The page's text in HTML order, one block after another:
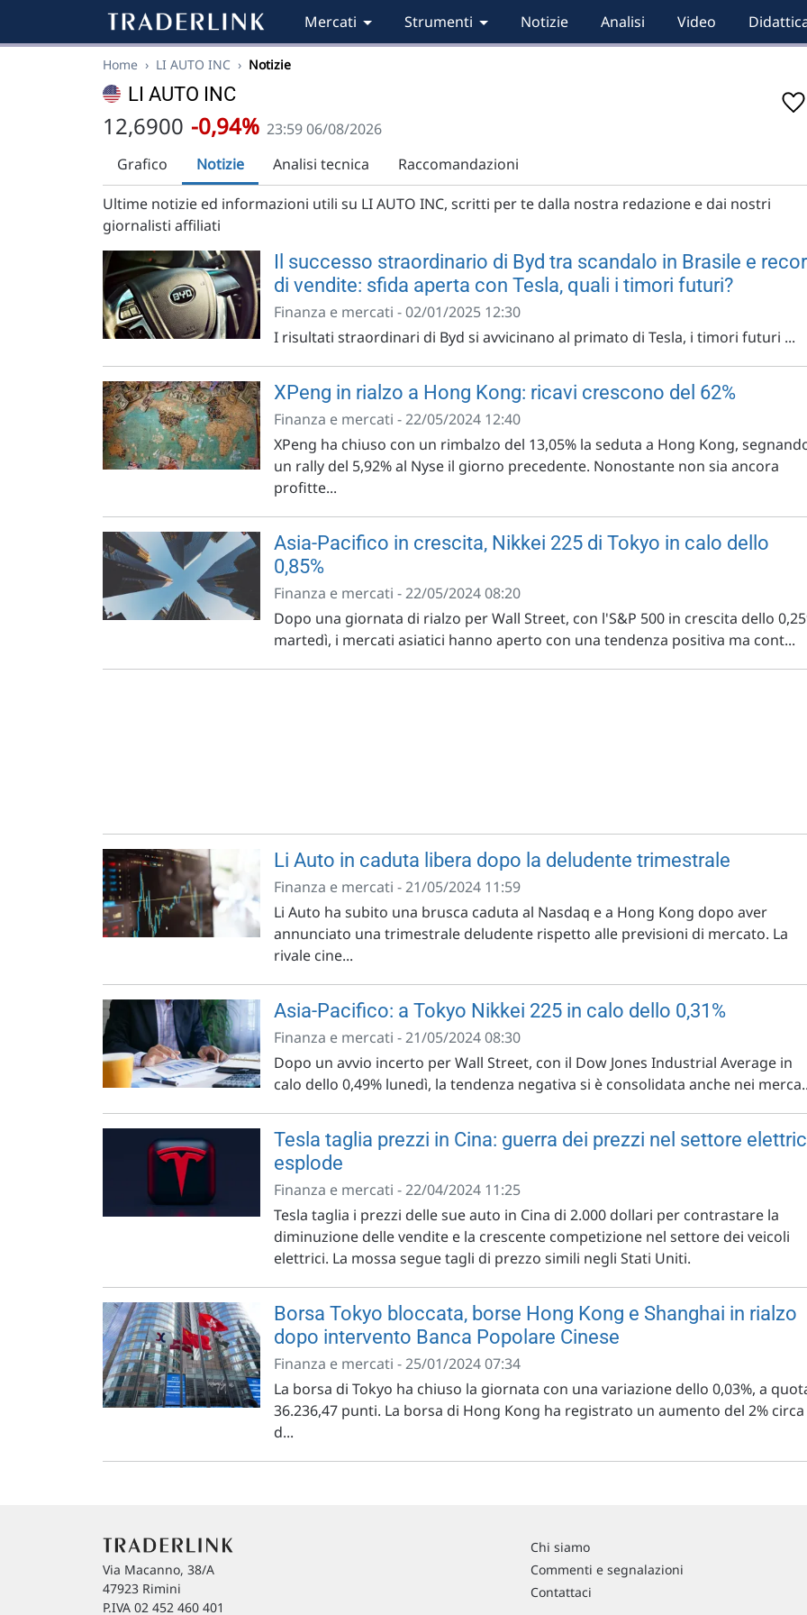
Mercati Strumenti Notizie Analisi Video
Home › LI AUTO INC › Notizie
LI AUTO INC
12,6900 -0,94% 23:59 06/08/2026
Grafico
Notizie Analisi tecnica
Raccomandazioni
Ultime notizie ed informazioni utili su LI AUTO INC, scritti per te dalla nostra redazione e dai nostri
giornalisti affiliati
Il successo straordinario di Byd tra scandalo in Brasile e
di vendite: sfida aperta con Tesla, quali i timori futuri?
Finanza e mercati - 02/01/2025 12:30
I risultati straordinari di Byd si avvicinano al primato di Tesla, i timori futuri ...
XPeng in rialzo a Hong Kong: ricavi crescono del 62%
Finanza e mercati - 22/05/2024 12:40
XPeng ha chiuso con un rimbalzo del 13,05% la seduta a Hong Kong,
un rally del 5,92% al Nyse il giorno precedente. Nonostante non sia ancora
profitte...
Asia-Pacifico in crescita, Nikkei 225 di Tokyo in calo dello
0,85%
Finanza e mercati - 22/05/2024 08:20
Dopo una giornata di rialzo per Wall Street, con l'S&P 500 in crescita dello
martedì, i mercati asiatici hanno aperto con una tendenza positiva ma cont...
Li Auto in caduta libera dopo la deludente trimestrale
Finanza e mercati - 21/05/2024 11:59
Li Auto ha subito una brusca caduta al Nasdaq e a Hong Kong dopo aver
annunciato una trimestrale deludente rispetto alle previsioni di mercato. La
rivale cine...
Asia-Pacifico: a Tokyo Nikkei 225 in calo dello 0,31%
Finanza e mercati - 21/05/2024 08:30
Dopo un avvio incerto per Wall Street, con il Dow Jones Industrial Average in
calo dello 0,49% lunedì, la tendenza negativa si è consolidata anche nei
Tesla taglia prezzi in Cina: guerra dei prezzi nel settore
esplode
Finanza e mercati - 22/04/2024 11:25
Tesla taglia i prezzi delle sue auto in Cina di 2.000 dollari per contrastare la
diminuzione delle vendite e la crescente competizione nel settore dei veicoli
elettrici. La mossa segue tagli di prezzo simili negli Stati Uniti.
Borsa Tokyo bloccata, borse Hong Kong e Shanghai in rialzo
dopo intervento Banca Popolare Cinese
Finanza e mercati - 25/01/2024 07:34
La borsa di Tokyo ha chiuso la giornata con una variazione dello 0,03%, a
36.236,47 punti. La borsa di Hong Kong ha registrato un aumento del 2% circa
d...
Via Macanno, 38/A
47923 Rimini
P.IVA 02 452 460 401
Chi siamo
Commenti e segnalazioni
Contattaci